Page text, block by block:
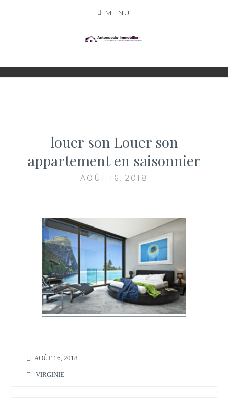
MENU
ANTONUCCIO-
IMMOBILIER.FR
ACTEURS
— —
louer son Louer son
appartement en saisonnier
AOÛT 16, 2018
AOÛT 16, 2018
VIRGINIE